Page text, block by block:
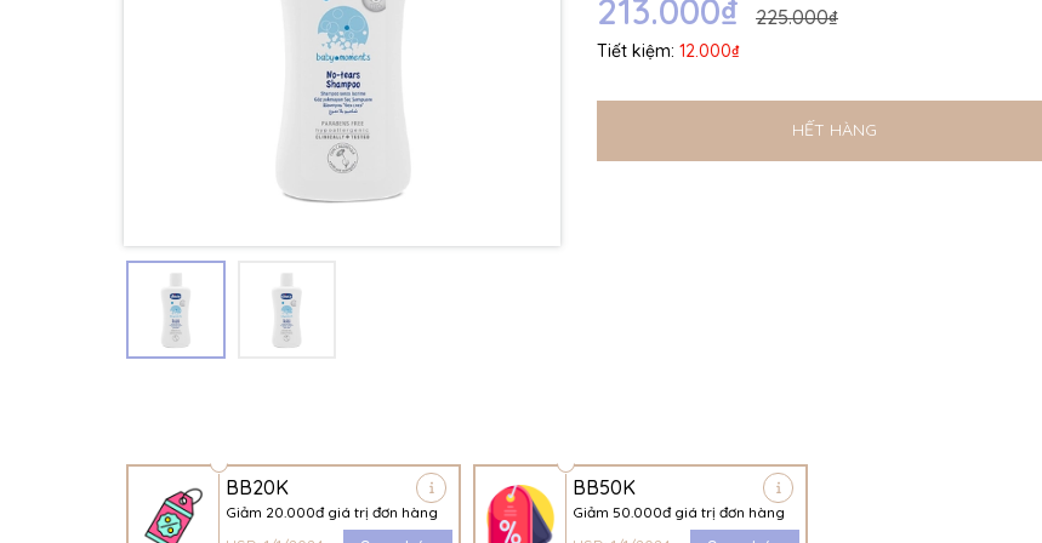
213.000₫ 225.000₫
Tiết kiệm: 12.000₫
HẾT HÀNG
BB20K
Giảm 20.000đ giá trị đơn hàng
BB50K
Giảm 50.000đ giá trị đơn hàng